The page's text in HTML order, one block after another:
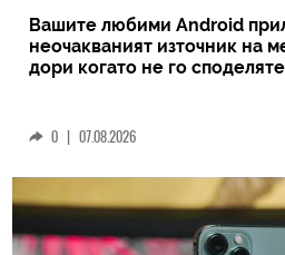
Вашите любими Android
неочакваният източник на
дори когато не го споделяте
0 | 07.08.2026